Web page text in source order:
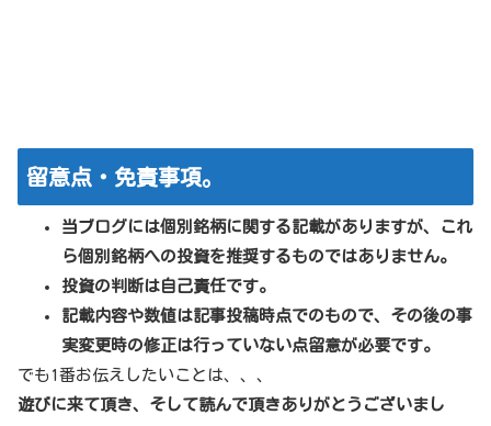
留意点・免責事項。
当ブログには個別銘柄に関する記載がありますが、これ
ら個別銘柄への投資を推奨するものではありません。
投資の判断は自己責任です。
記載内容や数値は記事投稿時点でのもので、その後の事
実変更時の修正は行っていない点留意が必要です。
でも1番お伝えしたいことは、、、
遊びに来て頂き、そして読んで頂きありがとうございまし